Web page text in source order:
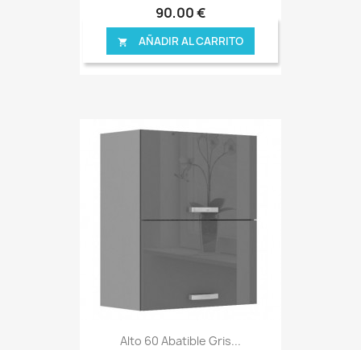
90,00 €
 AÑADIR AL CARRITO
Alto 60 Abatible Gris...